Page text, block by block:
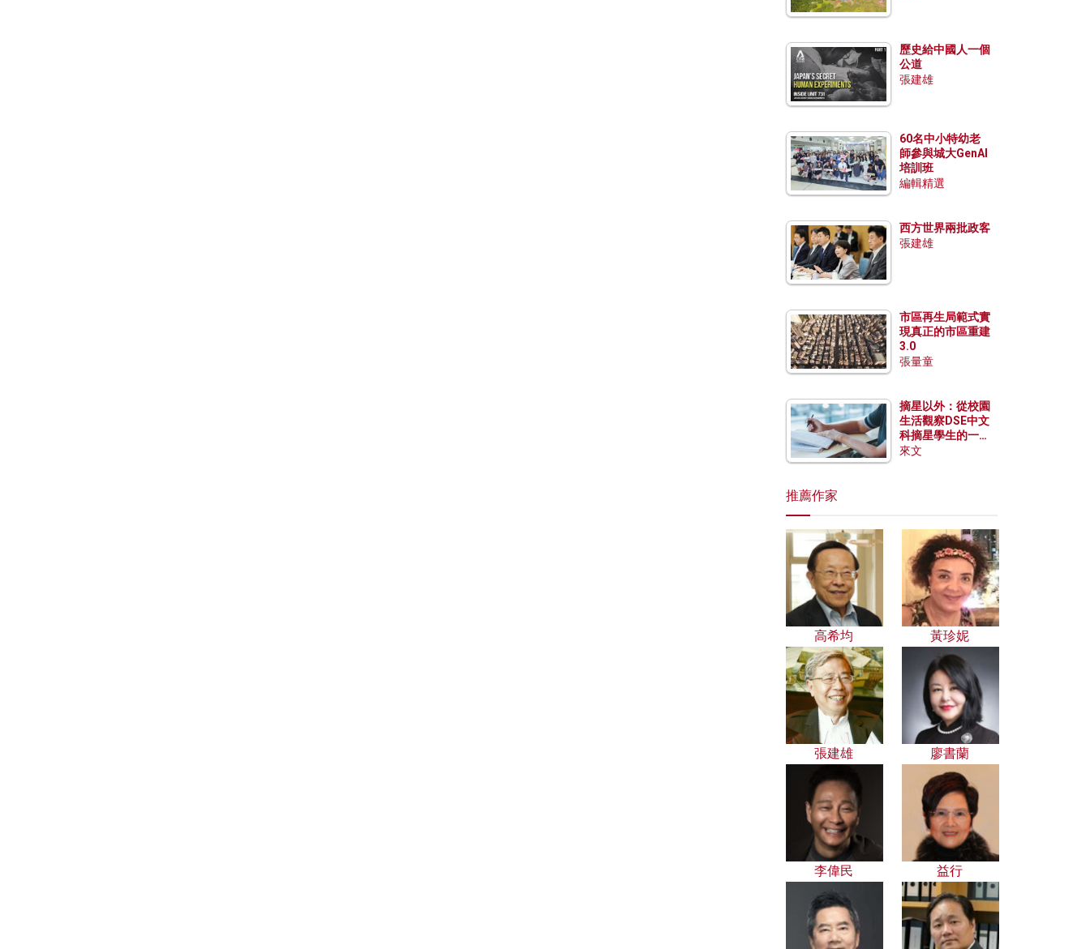
歷史給中國人一個
公道
張建雄
60名中小特幼老
師參與城大GenAI
培訓班
編輯精選
西方世界兩批政客
張建雄
市區再生局範式實
現真正的市區重建
3.0
張量童
摘星以外：從校園
生活觀察DSE中文
科摘星學生的一點
特質
來文
推薦作家
高希均 黃珍妮
張建雄 廖書蘭
李偉民 益行